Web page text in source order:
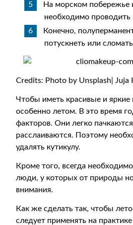
На морском побережье
необходимо проводить
Конечно,
потускнеть или
Credits: Photo by Unsplash| Juja
Чтобы иметь красивые и яркие
особенно летом. В это время
факторов. Они легко
расслаиваются. Поэтому
удалять кутикулу.
Кроме того, всегда
люди, у которых от природы
внимания.
Как же сделать так, чтобы
следует применять на